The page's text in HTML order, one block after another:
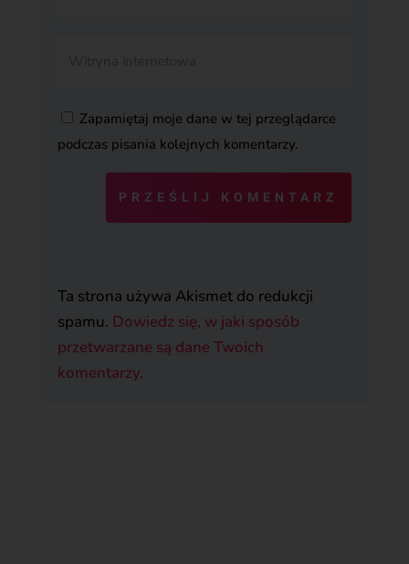
Zapamiętaj moje dane w tej przeglądarce
podczas pisania kolejnych komentarzy.
PRZEŚLIJ KOMENTARZ
Ta strona używa Akismet do redukcji
spamu. Dowiedz się, w jaki sposób
przetwarzane są dane Twoich
komentarzy.